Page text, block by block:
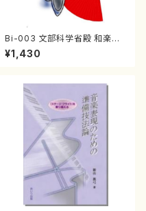
Bi-003 文部科学省殿 和楽器
からの直訴状（茅原 芳男/書籍）
¥1,430